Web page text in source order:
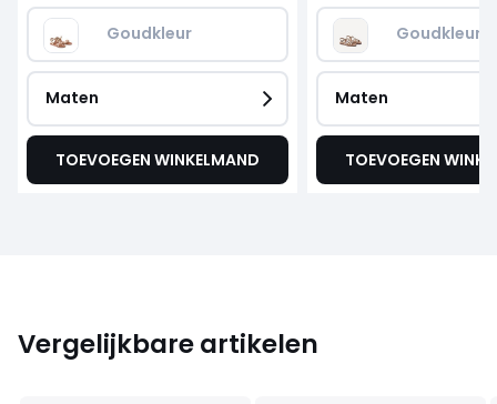
Goudkleur
Maten
TOEVOEGEN WINKELMAND
Goudkleur
Maten
TOEVOEGEN
Vergelijkbare artikelen